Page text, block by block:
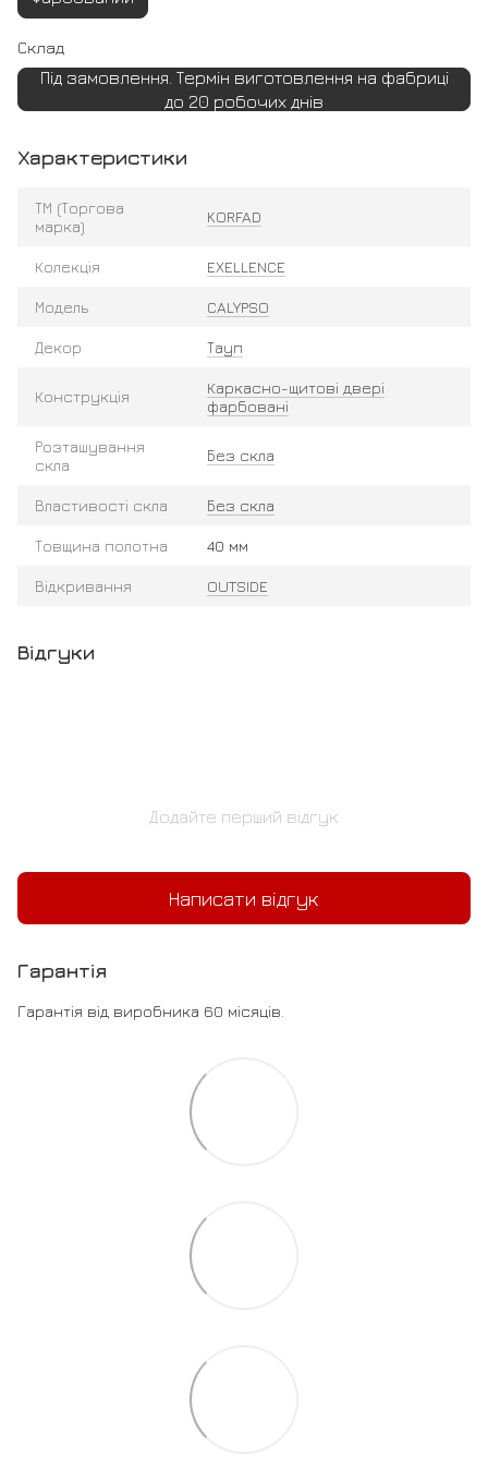
Склад
Під замовлення. Термін виготовлення на фабриці
до 20 робочих днів
Характеристики
ТМ (Торгова
марка)
KORFAD
Колекція EXELLENCE
Модель CALYPSO
Декор Тауп
Конструкція
Каркасно-щитові двері
фарбовані
Розташування
скла
Без скла
Властивості скла Без скла
Товщина полотна 40 мм
Відкривання OUTSIDE
Відгуки
Додайте перший відгук
Написати відгук
Гарантія
Гарантія від виробника 60 місяців.